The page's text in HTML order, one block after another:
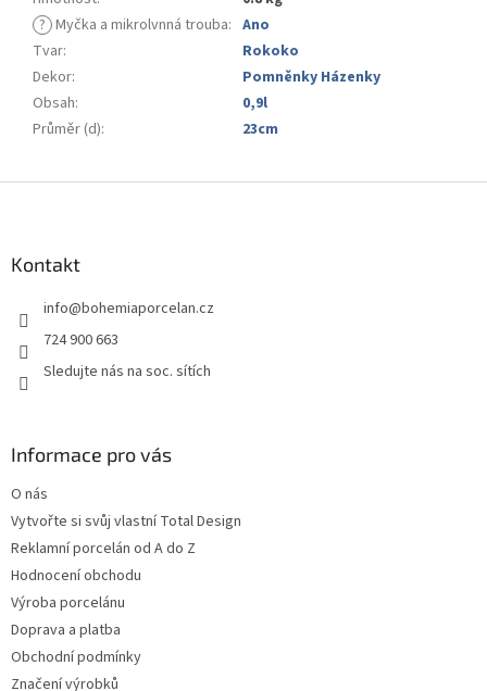
? Myčka a mikrolvnná trouba: Ano
Tvar:
Rokoko
Dekor:
Pomněnky Házenky
Obsah:
0,9l
Průměr (d): 23cm
Kontakt
info@bohemiaporcelan.cz
724 900 663
Sledujte nás na soc. sítích
Informace pro vás
O nás
Vytvořte si svůj vlastní Total Design
Reklamní porcelán od A do Z
Hodnocení obchodu
Výroba porcelánu
Doprava a platba
Obchodní podmínky
Značení výrobků